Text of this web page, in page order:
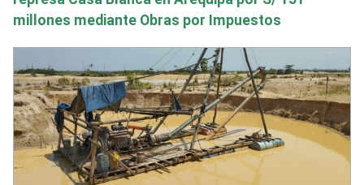
millones mediante Obras por Impuestos